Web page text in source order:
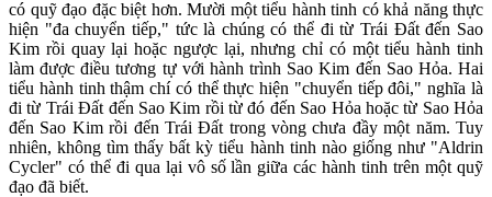
có quỹ đạo đặc biệt hơn. Mười một tiểu hành tinh có khả năng thực
hiện "đa chuyển tiếp," tức là chúng có thể đi từ Trái Đất đến Sao
Kim rồi quay lại hoặc ngược lại, nhưng chỉ có một tiểu hành tinh
làm được điều tương tự với hành trình Sao Kim đến Sao Hỏa. Hai
tiểu hành tinh thậm chí có thể thực hiện "chuyển tiếp đôi," nghĩa là
đi từ Trái Đất đến Sao Kim rồi từ đó đến Sao Hỏa hoặc từ Sao Hỏa
đến Sao Kim rồi đến Trái Đất trong vòng chưa đầy một năm. Tuy
nhiên, không tìm thấy bất kỳ tiểu hành tinh nào giống như "Aldrin
Cycler" có thể đi qua lại vô số lần giữa các hành tinh trên một quỹ
đạo đã biết.